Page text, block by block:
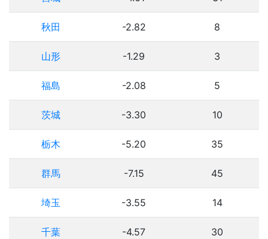
秋田 -2.82 8
山形 -1.29 3
福島 -2.08 5
茨城 -3.30 10
栃木 -5.20 35
群馬 -7.15 45
埼玉 -3.55 14
千葉 -4.57 30